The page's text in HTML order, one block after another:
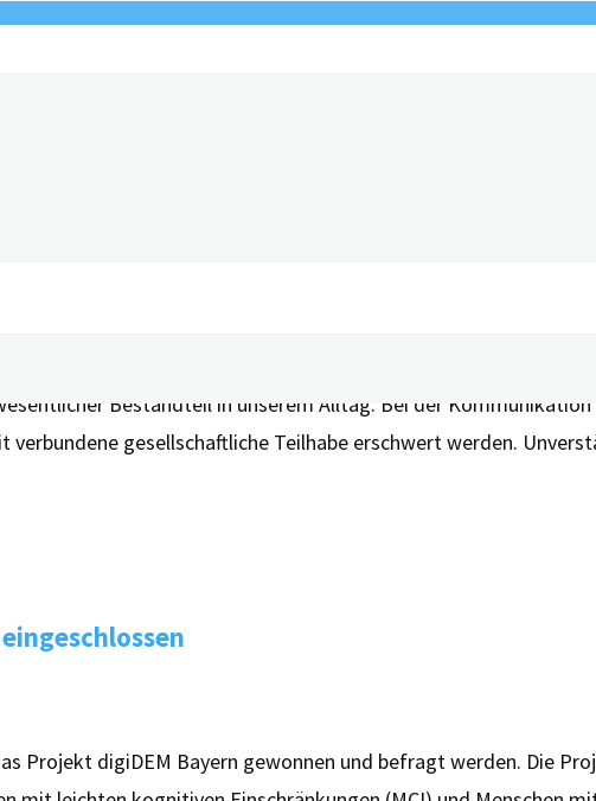
Bestandteil in unserem Alltag. Bei der
gesellschaftliche Teilhabe erschwert werden.
Projekt digiDEM Bayern gewonnen und befragt werden. Die